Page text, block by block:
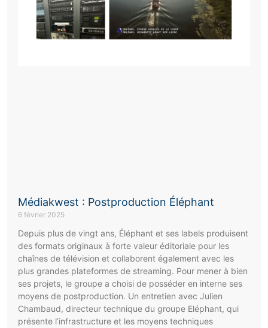
Médiakwest : Postproduction Éléphant
6 février 2025
Depuis plus de vingt ans, Éléphant et ses labels produisent
des formats originaux à forte valeur éditoriale pour les
chaînes de télévision et collaborent également avec les
plus grandes plateformes de streaming. Pour mener à bien
ses projets, le groupe a choisi de posséder en interne ses
moyens de postproduction. Un entretien avec Julien
Chambaud, directeur technique du groupe Eléphant, qui
présente l’infrastructure et les moyens techniques